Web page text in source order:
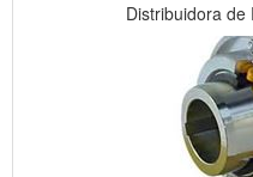
Distribuidora